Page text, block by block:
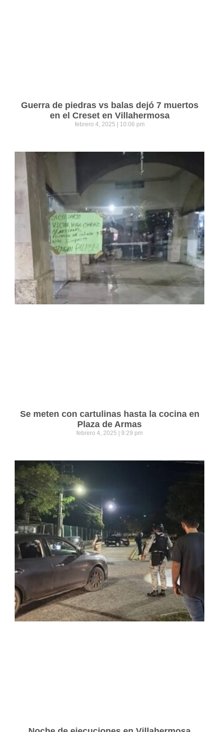
Guerra de piedras vs balas dejó 7 muertos
en el Creset en Villahermosa
febrero 4, 2025 10:06 pm
Se meten con cartulinas hasta la cocina en
Plaza de Armas
febrero 4, 2025 9:29 pm